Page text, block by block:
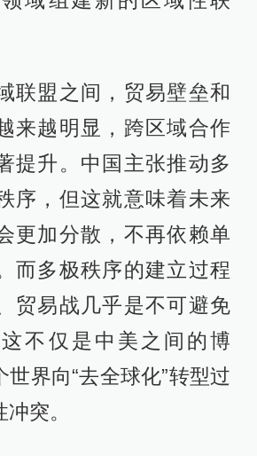
联盟之间，贸易壁垒和
来越明显，跨区域合作
提升。中国主张推动多
序，但这就意味着未来
更加分散，不再依赖单
而多极秩序的建立过程
贸易战几乎是不可避免
不仅是中美之间的博
世界向“去全球化”转型过
突。